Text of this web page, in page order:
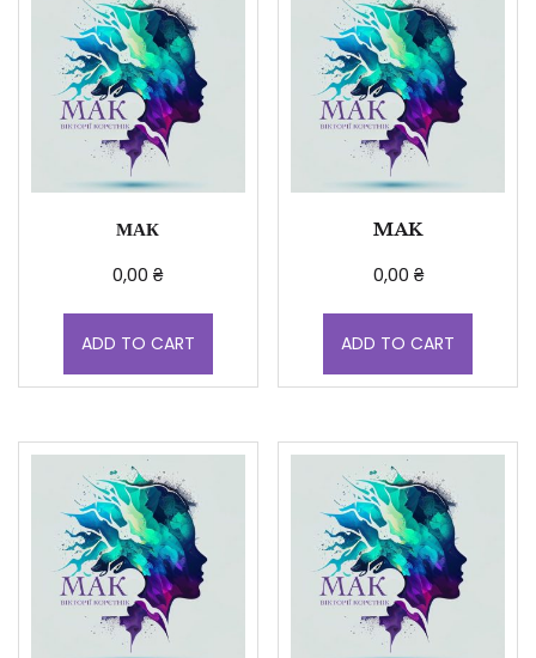
МАК
0,00₴
ADD TO CART
MAK
0,00 ₴
ADD TO CART